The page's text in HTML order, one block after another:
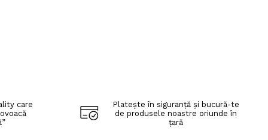
care
Platește în siguranță și bucură-te
de produsele noastre oriunde în
țară